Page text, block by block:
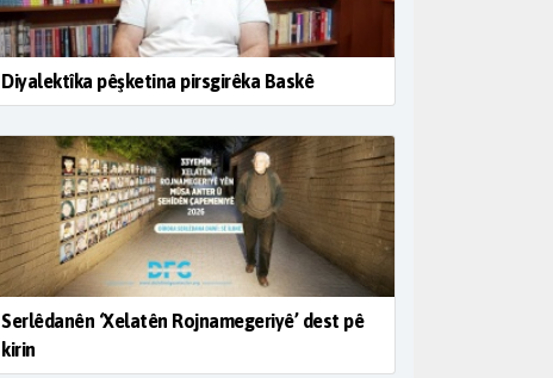
Diyalektîka pêşketina pirsgirêka Baskê
Serlêdanên ‘Xelatên Rojnamegeriyê’ dest pê
kirin